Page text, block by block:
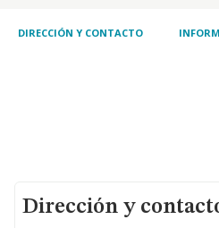
DIRECCIÓN Y CONTACTO
Dirección y